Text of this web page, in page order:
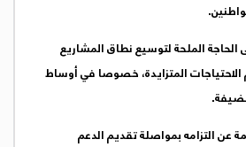
الحاجة الملحة لتوسيع نطاق المشاريع
الاحتياجات المتزايدة، خصوصا في أوساط
عن التزامه بمواصلة تقديم الدعم